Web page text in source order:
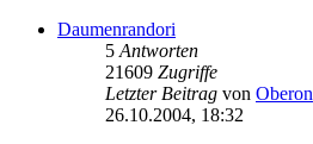
Daumenrandori
5 Antworten
21609 Zugriffe
Letzter Beitrag von Oberon
26.10.2004, 18:32